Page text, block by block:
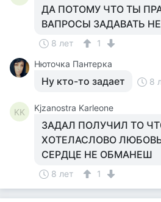
ДА ПОТОМУ ЧТО ТЫ
ВАПРОСЫ ЗАДАВАТЬ
8 лет
1
Нюточка Пантерка
Ну кто-то задает 8
KK Kjzanostra Karleone
ЗАДАЛ ПОЛУЧИЛ ТО
ХОТЕЛАСЛОВО
СЕРДЦЕ НЕ ОБМАНЕШ
8 лет 1